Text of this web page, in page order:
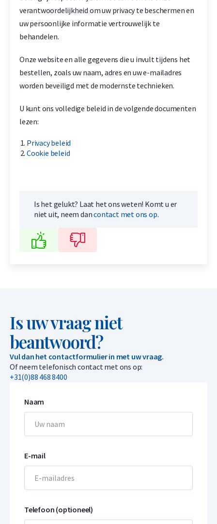
verantwoordelijkheid om uw privacy te beschermen en
uw persoonlijke informatie vertrouwelijk te
behandelen.
Onze website en alle gegevens die u invult tijdens het
bestellen, zoals uw naam, adres en uw e-mailadres
worden beveiligd met de modernste technieken.
U kunt ons volledige beleid in de volgende documenten
lezen:
Privacy beleid
Cookie beleid
Is het gelukt? Laat het ons weten! Komt u er
niet uit, neem dancontact met ons op.
Is uw vraag niet
beantwoord?
Vul dan het contactformulier in met uw vraag.
Of neem telefonisch contact met ons op:
+31(0)88 468 8400
Naam
E-mail
Telefoon (optioneel)